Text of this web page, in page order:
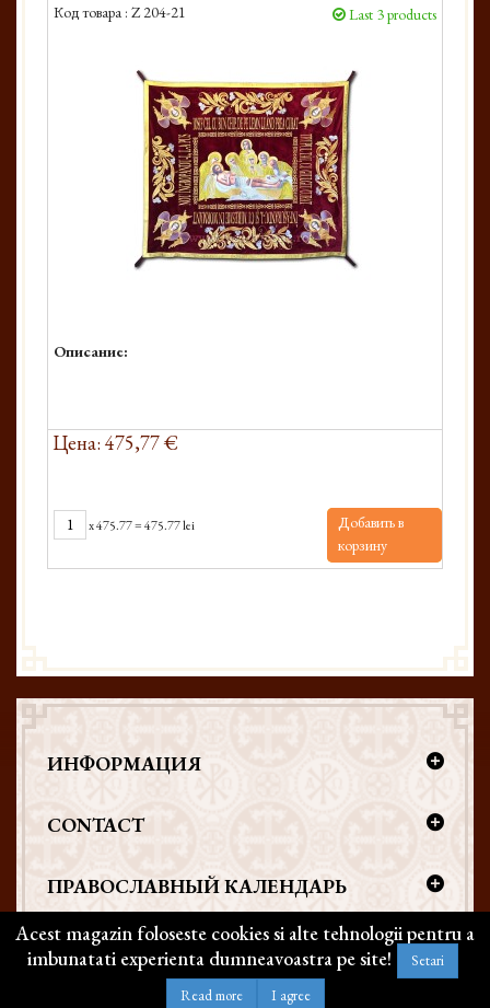
Код товара : Z 204-21 Last 3 products
Описание:
Цена: 475,77 €
x475.77=475.77 lei
Добавить в
корзину
ИНФОРМАЦИЯ
CONTACT
ПРАВОСЛАВНЫЙ КАЛЕНДАРЬ
Copyright @ 2026 | BIZANTICONS. Все права защищены
Acest magazin foloseste cookies si alte tehnologii pentru a
imbunatati experienta dumneavoastra pe site!
Setari
Read more
I agree